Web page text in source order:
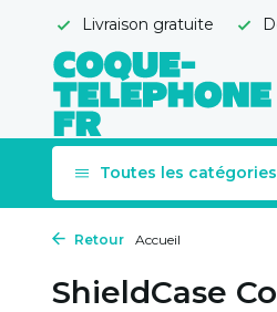
Livraison gratuite
Toutes les catégories
Retour Accueil
ShieldCase